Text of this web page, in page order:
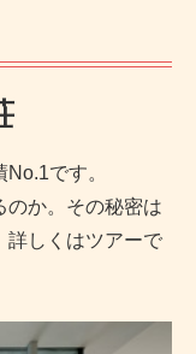
です。
のか。その秘密は
詳しくはツアーで